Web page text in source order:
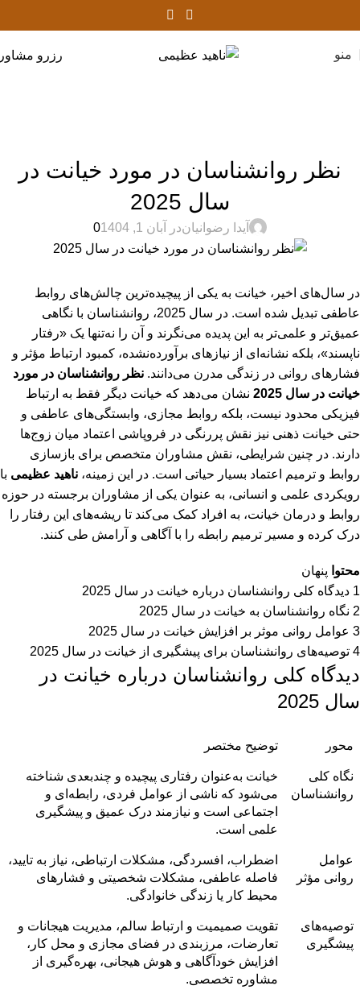
منو رزرو
نظر روانشناسان در مورد خیانت در
سال 2025
آیدا رضوانیاندر آبان 1, 1404 0
در سال‌های اخیر، خیانت به یکی از پیچیده‌ترین چالش‌های روابط
عاطفی تبدیل شده است. در سال 2025، روانشناسان با نگاهی
عمیق‌تر و علمی‌تر به این پدیده می‌نگرند و آن را نه‌تنها یک «رفتار
ناپسند»، بلکه نشانه‌ای از نیازهای برآورده‌نشده، کمبود ارتباط مؤثر و
فشارهای روانی در زندگی مدرن می‌دانند. نظر روانشناسان در مورد
خیانت در سال 2025
نشان می‌دهد که خیانت دیگر فقط به ارتباط
فیزیکی محدود نیست، بلکه روابط مجازی، وابستگی‌های عاطفی و
حتی خیانت ذهنی نیز نقش پررنگی در فروپاشی اعتماد میان زوج‌ها
دارند. در چنین شرایطی، نقش مشاوران متخصص برای بازسازی
روابط و ترمیم اعتماد بسیار حیاتی است. در این زمینه، ناهید عظیمی با
رویکردی علمی و انسانی، به عنوان یکی از مشاوران برجسته در حوزه
روابط و درمان خیانت، به افراد کمک می‌کند تا ریشه‌های این رفتار را
درک کرده و مسیر ترمیم رابطه را با آگاهی و آرامش طی کنند.
محتوا پنهان
1 دیدگاه کلی روانشناسان درباره خیانت در سال 2025
2 نگاه روانشناسان به خیانت در سال 2025
3 عوامل روانی موثر بر افزایش خیانت در سال 2025
4 توصیه‌های روانشناسان برای پیشگیری از خیانت در سال 2025
دیدگاه کلی روانشناسان درباره خیانت در
سال 2025
محور توضیح مختصر
نگاه کلی
روانشناسان
خیانت به‌عنوان رفتاری پیچیده و چندبعدی شناخته
می‌شود که ناشی از عوامل فردی، رابطه‌ای و
اجتماعی است و نیازمند درک عمیق و پیشگیری
علمی است.
عوامل
روانی مؤثر
اضطراب، افسردگی، مشکلات ارتباطی، نیاز به تایید،
فاصله عاطفی، مشکلات شخصیتی و فشارهای
محیط کار یا زندگی خانوادگی.
توصیه‌های
پیشگیری
تقویت صمیمیت و ارتباط سالم، مدیریت هیجانات و
تعارضات، مرزبندی در فضای مجازی و محل کار،
افزایش خودآگاهی و هوش هیجانی، بهره‌گیری از
مشاوره تخصصی.